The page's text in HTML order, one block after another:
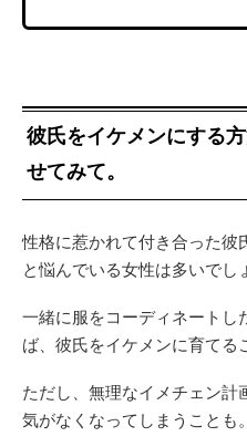
彼氏をイケメンにする
せてみて。
性格に惹かれて付き合った彼
と悩んでいる女性は多いでし
一緒に服をコーディネート
ば、彼氏をイケメンに育てる
ただし、無理なイメチェン計
気がなくなってしまうことも。